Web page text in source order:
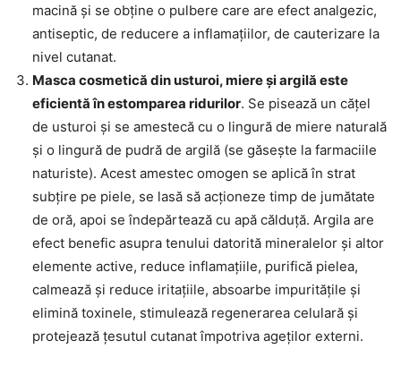
macină și se obține o pulbere care are efect analgezic,
antiseptic, de reducere a inflamațiilor, de cauterizare la
nivel cutanat.
Masca cosmetică din usturoi, miere și argilă este
eficientă în estomparea ridurilor. Se pisează un cățel
de usturoi și se amestecă cu o lingură de miere naturală
și o lingură de pudră de argilă (se găsește la farmaciile
naturiste). Acest amestec omogen se aplică în strat
subțire pe piele, se lasă să acționeze timp de jumătate
de oră, apoi se îndepărtează cu apă călduță. Argila are
efect benefic asupra tenului datorită mineralelor și altor
elemente active, reduce inflamațiile, purifică pielea,
calmează și reduce iritațiile, absoarbe impuritățile și
elimină toxinele, stimulează regenerarea celulară și
protejează țesutul cutanat împotriva ageților externi.